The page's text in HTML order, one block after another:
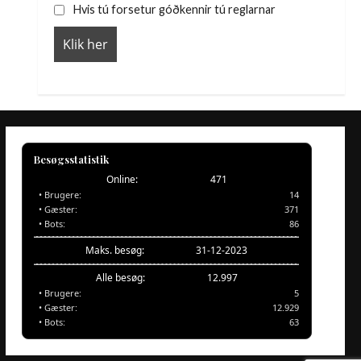
Hvis tú forsetur góðkennir tú reglarnar
Besøgsstatistik
Online:
471
• Brugere:
14
• Gæster:
371
• Bots:
86
Maks. besøg:
31-12-2023
Alle besøg:
12.997
• Brugere:
5
• Gæster:
12.929
• Bots:
63